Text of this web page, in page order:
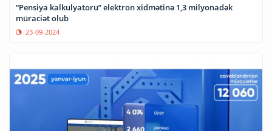
“Pensiya kalkulyatoru” elektron xidmətinə 1,3 milyonadək
müraciət olub
23-09-2024